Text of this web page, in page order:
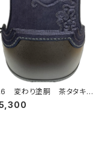
変わり塗胴 茶タタキ塗
型L 一般用L